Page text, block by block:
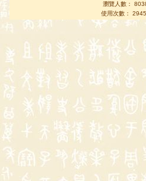
瀏覽人數：
使用次數：